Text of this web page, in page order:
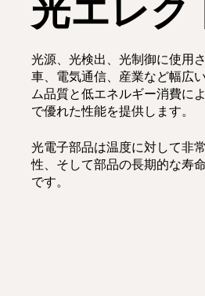
光エレク
光源、光検出、光制御に使用
車、電気通信、産業など幅広
ム品質と低エネルギー消費に
で優れた性能を提供します。
光電子部品は温度に対して非
性、そして部品の長期的な寿
です。